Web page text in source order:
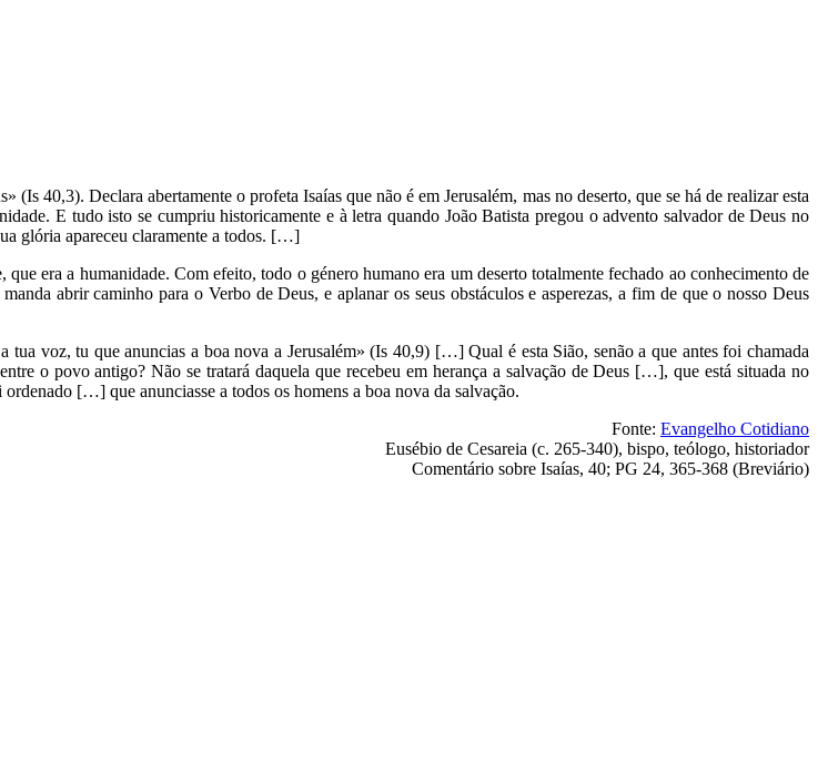
40,3). Declara abertamente o profeta Isaías que não é em Jerusalém, mas no deserto, que se há de realizar esta
E tudo isto se cumpriu historicamente e à letra quando João Batista pregou o advento salvador de Deus no
glória apareceu claramente a todos. […]
era a humanidade. Com efeito, todo o género humano era um deserto totalmente fechado ao conhecimento de
abrir caminho para o Verbo de Deus, e aplanar os seus obstáculos e asperezas, a fim de que o nosso Deus
voz, tu que anuncias a boa nova a Jerusalém» (Is 40,9) […] Qual é esta Sião, senão a que antes foi chamada
o povo antigo? Não se tratará daquela que recebeu em herança a salvação de Deus […], que está situada no
[…] que anunciasse a todos os homens a boa nova da salvação.
Fonte: Evangelho Cotidiano
Eusébio de Cesareia (c. 265-340), bispo, teólogo, historiador
Comentário sobre Isaías, 40; PG 24, 365-368 (Breviário)